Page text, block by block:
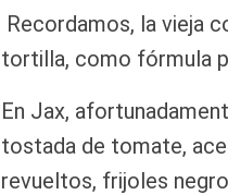
Recordamos, la vieja
tortilla, como fórmula
En Jax,
tostada de tomate,
revueltos, frijoles